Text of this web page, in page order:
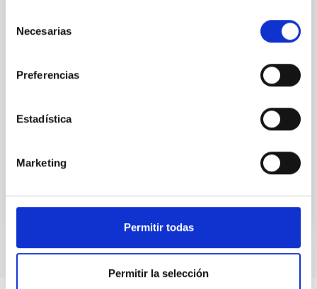
Necesarias
Preferencias
Estadística
Marketing
Permitir todas
Permitir la selección
(AGN) winds, particularly ultrafast outflows (UFOs),
on planetary atmospheres remain largely
investigating the relationship between SMBH mass
Waas, Jourdan et al.